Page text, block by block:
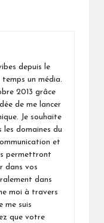
depuis le
un média.
2013 grâce
de me lancer
Je souhaite
les domaines du
et
permettront
dans vos
dans
moi à travers
me suis
que votre